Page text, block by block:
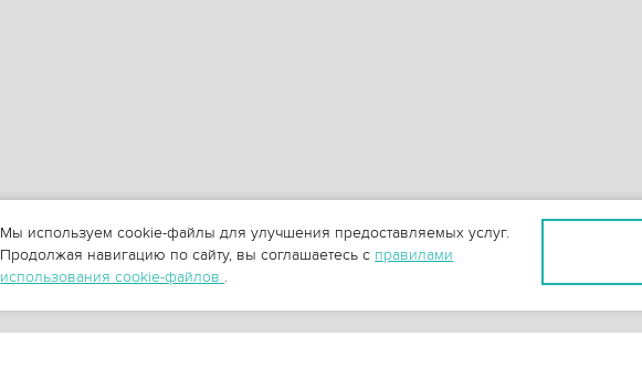
Мы используем cookie-файлы для улучшения предоставляемых услуг.
Продолжая навигацию по сайту, вы соглашаетесь с правилами
использования cookie-файлов .